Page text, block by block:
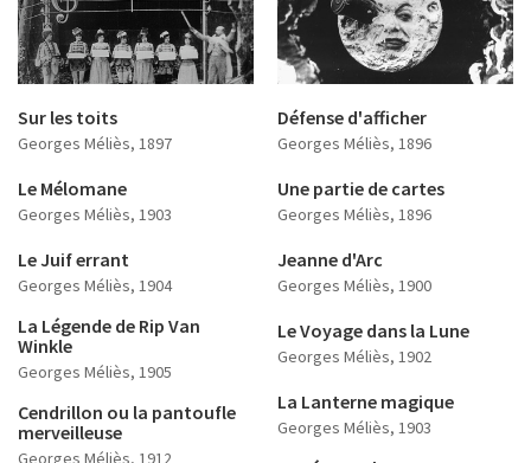
Sur les toits
Georges Méliès, 1897
Le Mélomane
Georges Méliès, 1903
Le Juif errant
Georges Méliès, 1904
La Légende de Rip Van
Winkle
Georges Méliès, 1905
Cendrillon ou la pantoufle
merveilleuse
Georges Méliès, 1912
Défense d'afficher
Georges Méliès, 1896
Une partie de cartes
Georges Méliès, 1896
Jeanne d'Arc
Georges Méliès, 1900
Le Voyage dans la Lune
Georges Méliès, 1902
La Lanterne magique
Georges Méliès, 1903